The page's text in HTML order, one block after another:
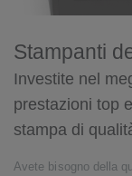
Stampanti
Investite nel
prestazioni top
stampa di
Avete bisogno della